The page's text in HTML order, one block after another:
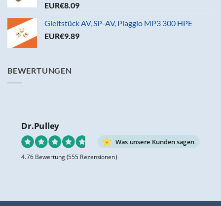
EUR€8.09
Gleitstück AV, SP-AV, Piaggio MP3 300 HPE
EUR€9.89
BEWERTUNGEN
Dr.Pulley
Was unsere Kunden sagen
4.76 Bewertung (555 Rezensionen)